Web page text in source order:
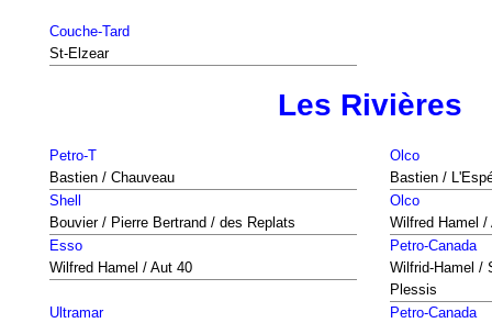
Couche-Tard
St-Elzear
Les Rivières
Petro-T
Bastien / Chauveau
Olco
Bastien /
Shell
Bouvier / Pierre Bertrand / des Replats
Olco
Wilfred Hamel /
Esso
Wilfred Hamel / Aut 40
Petro-Canada
Wilfrid-Hamel /
Plessis
Ultramar
Petro-Canada